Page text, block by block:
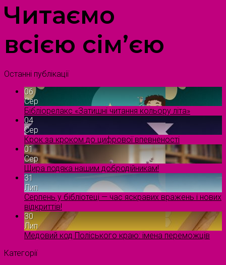
Читаємо
всією сім’єю
Останні публікації
06
Сер
Бібліорелакс «Затишні читання кольору літа»
04
Сер
Крок за кроком до цифрової впевненості
01
Сер
Щира подяка нашим добродійникам!
31
Лип
Серпень у бібліотеці — час яскравих вражень і нових
відкриттів!
30
Лип
Медовий код Поліського краю: імена переможців
Категорії